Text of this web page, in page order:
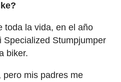
toda la vida, en el año
Specialized Stumpjumper
biker.
pero mis padres me